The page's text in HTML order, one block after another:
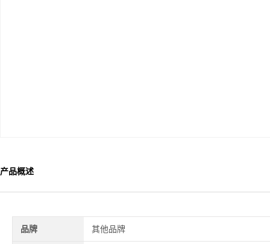
产品概述
品牌 其他品牌